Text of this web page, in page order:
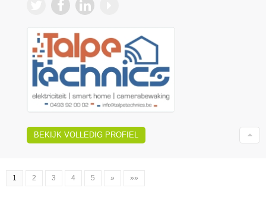
BEKIJK VOLLEDIG PROFIEL
1 2 3 4 5 » »»